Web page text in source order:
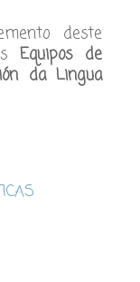
deste
Equipos de
da Lingua